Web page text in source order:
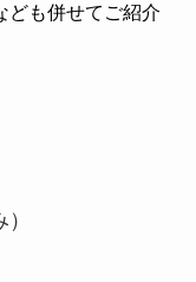
ども併せてご紹介